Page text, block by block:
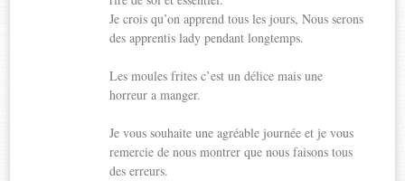
Je crois qu’on apprend tous les jours, Nous serons
des apprentis lady pendant longtemps.
Les moules frites c’est un délice mais une
horreur a manger.
Je vous souhaite une agréable journée et je vous
remercie de nous montrer que nous faisons tous
des erreurs.